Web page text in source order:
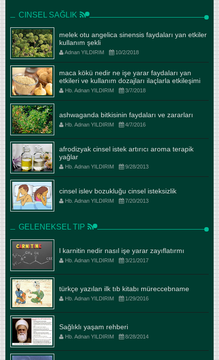
CINSEL SAĞLIK
melek otu angelica sinensis faydaları yan etkiler
kullanım şekli
Adnan YILDIRIM 10/2/2018
maca kökü nedir ne işe yarar faydaları yan
etkileri ve kullanım dozajları ilaçlarla etkileşimi
Hb. Adnan YILDIRIM 3/7/2018
ashwaganda bitkisinin faydaları ve zararları
Hb. Adnan YILDIRIM 4/7/2016
afrodizyak cinsel istek artırıcı aroma terapik
yağlar
Hb. Adnan YILDIRIM 9/28/2013
cinsel islev bozukluğu cinsel isteksizlik
Hb. Adnan YILDIRIM 7/20/2013
GELENEKSEL TIP
l karnitin nedir nasıl işe yarar zayıflatırmı
Hb. Adnan YILDIRIM 3/21/2017
türkçe yazılan ilk tıb kitabı müreccebname
Hb. Adnan YILDIRIM 1/29/2016
Sağlıklı yaşam rehberi
Hb. Adnan YILDIRIM 8/28/2014